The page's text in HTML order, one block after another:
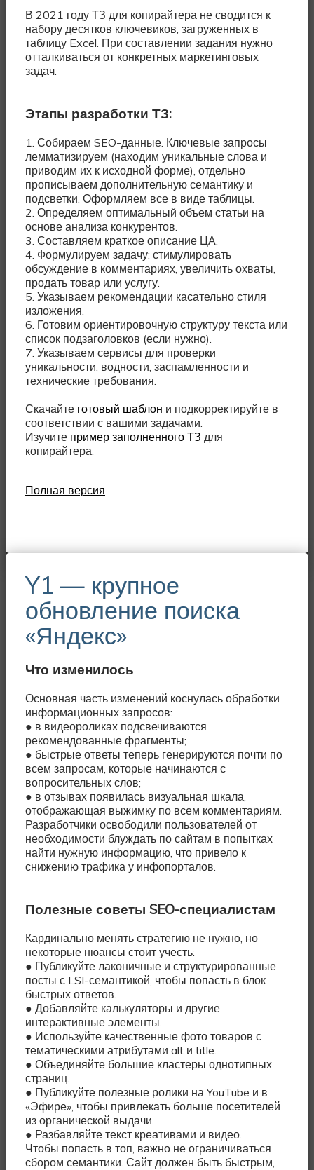
В 2021 году ТЗ для копирайтера не сводится к
набору десятков ключевиков, загруженных в
таблицу Excel. При составлении задания нужно
отталкиваться от конкретных маркетинговых
задач.
Этапы разработки ТЗ:
1. Собираем SEO-данные. Ключевые запросы
лемматизируем (находим уникальные слова и
приводим их к исходной форме), отдельно
прописываем дополнительную семантику и
подсветки. Оформляем все в виде таблицы.
2. Определяем оптимальный объем статьи на
основе анализа конкурентов.
3. Составляем краткое описание ЦА.
4. Формулируем задачу: стимулировать
обсуждение в комментариях, увеличить охваты,
продать товар или услугу.
5. Указываем рекомендации касательно стиля
изложения.
6. Готовим ориентировочную структуру текста или
список подзаголовков (если нужно).
7. Указываем сервисы для проверки
уникальности, водности, заспамленности и
технические требования.
Скачайте готовый шаблон и подкорректируйте в
соответствии с вашими задачами.
Изучите пример заполненного ТЗ для
копирайтера.
Полная версия
Y1 — крупное
обновление поиска
«Яндекс»
Что изменилось
Основная часть изменений коснулась обработки
информационных запросов:
● в видеороликах подсвечиваются
рекомендованные фрагменты;
● быстрые ответы теперь генерируются почти по
всем запросам, которые начинаются с
вопросительных слов;
● в отзывах появилась визуальная шкала,
отображающая выжимку по всем комментариям.
Разработчики освободили пользователей от
необходимости блуждать по сайтам в попытках
найти нужную информацию, что привело к
снижению трафика у инфопорталов.
Полезные советы SEO-специалистам
Кардинально менять стратегию не нужно, но
некоторые нюансы стоит учесть:
● Публикуйте лаконичные и структурированные
посты с LSI-семантикой, чтобы попасть в блок
быстрых ответов.
● Добавляйте калькуляторы и другие
интерактивные элементы.
● Используйте качественные фото товаров с
тематическими атрибутами alt и title.
● Объединяйте большие кластеры однотипных
страниц.
● Публикуйте полезные ролики на YouTube и в
«Эфире», чтобы привлекать больше посетителей
из органической выдачи.
● Разбавляйте текст креативами и видео.
Чтобы попасть в топ, важно не ограничиваться
сбором семантики. Сайт должен быть быстрым,